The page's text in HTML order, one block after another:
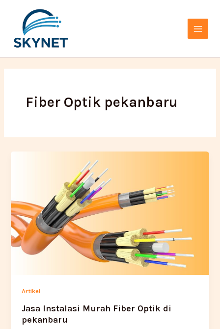
konten
Menu
Fiber Optik pekanbaru
Artikel
Jasa Instalasi Murah Fiber Optik di
pekanbaru